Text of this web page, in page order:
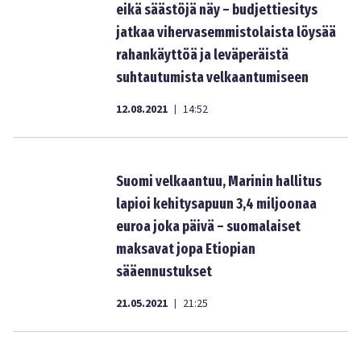
eikä säästöjä näy – budjettiesitys
jatkaa vihervasemmistolaista löysää
rahankäyttöä ja leväperäistä
suhtautumista velkaantumiseen
12.08.2021 | 14:52
Suomi velkaantuu, Marinin hallitus
lapioi kehitysapuun 3,4 miljoonaa
euroa joka päivä – suomalaiset
maksavat jopa Etiopian
sääennustukset
21.05.2021 | 21:25